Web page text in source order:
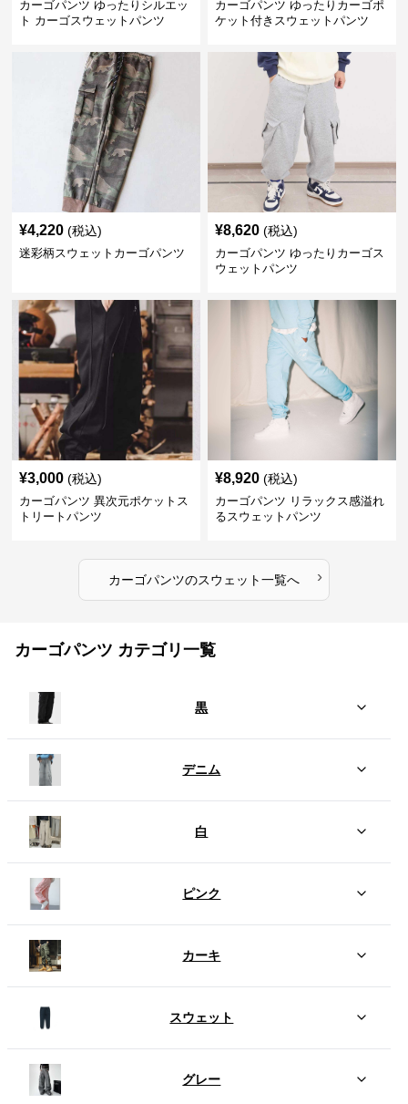
カーゴパンツ ゆったりシルエッ
ト カーゴスウェットパンツ
カーゴパンツ ゆったりカーゴポ
ケット付きスウェットパンツ
¥4,220 (税込)
迷彩柄スウェットカーゴパンツ
¥8,620 (税込)
カーゴパンツ ゆったりカーゴス
ウェットパンツ
¥3,000 (税込)
カーゴパンツ 異次元ポケットス
トリートパンツ
¥8,920 (税込)
カーゴパンツ リラックス感溢れ
るスウェットパンツ
カーゴパンツのスウェット一覧へ ›
カーゴパンツ カテゴリ一覧
黒
デニム
白
ピンク
カーキ
スウェット
グレー